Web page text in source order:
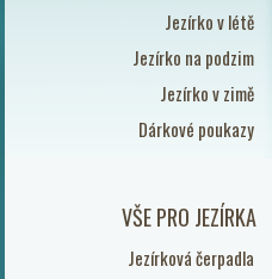
Jezírko v létě
Jezírko na podzim
Jezírko v zimě
Dárkové poukazy
VŠE PRO JEZÍRKA
Jezírková čerpadla